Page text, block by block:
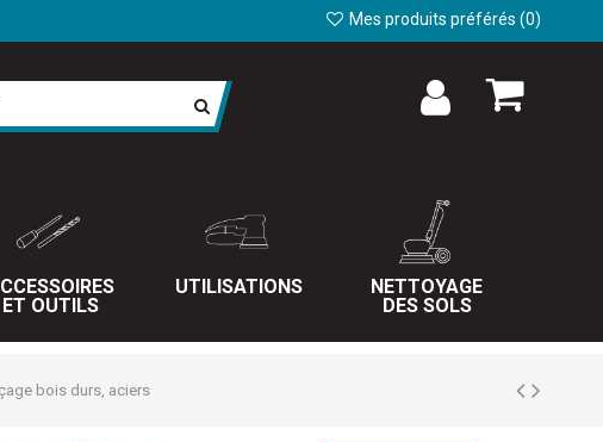
Mes produits préférés (0)
ET OUTILS
UTILISATIONS
NETTOYAGE
DES SOLS
bois durs, aciers